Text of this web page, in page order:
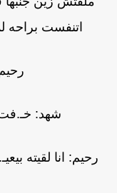
اتنفست براحه
رحيم
شهد: خـ.فت
رحيم: انا لقيته